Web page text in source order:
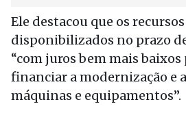
Ele destacou que os
disponibilizados no prazo
“com juros bem mais
financiar a modernização e
máquinas e equipamentos”.